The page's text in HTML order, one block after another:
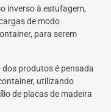
inverso à estufagem,
de modo
para serem
produtos é pensada
utilizando
de placas de madeira